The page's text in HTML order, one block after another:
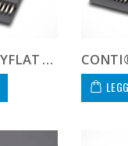
CONTI® POLYFLAT FLA F 100 HS